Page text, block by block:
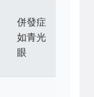
併發症
如青光
眼